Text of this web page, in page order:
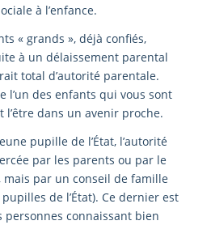
à l’enfance.
« grands », déjà confiés,
à un délaissement parental
total d’autorité parentale.
l’un des enfants qui vous sont
dans un avenir proche.
pupille de l’État, l’autorité
par les parents ou par le
par un conseil de famille
de l’État). Ce dernier est
personnes connaissant bien